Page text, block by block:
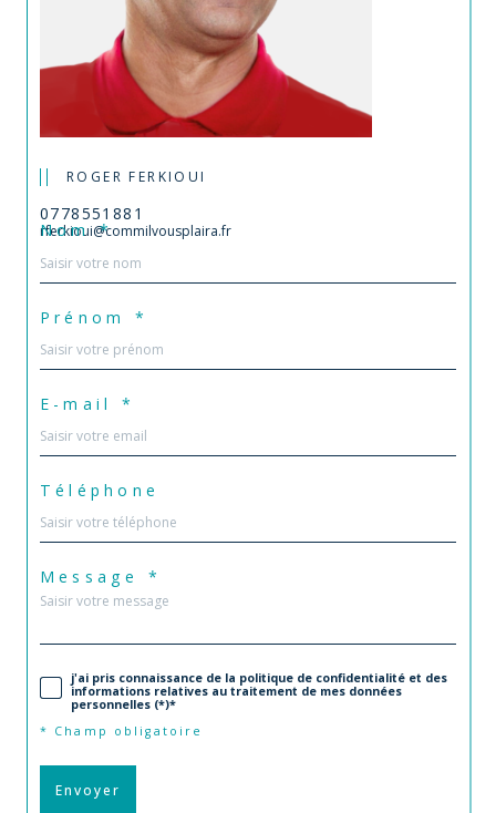
ROGER FERKIOUI
0778551881
rferkioui@commilvousplaira.fr
Nom *
Prénom *
E-mail *
Téléphone
Message *
j'ai pris connaissance de la politique de confidentialité et des
informations relatives au traitement de mes données
personnelles (*)*
* Champ obligatoire
Envoyer